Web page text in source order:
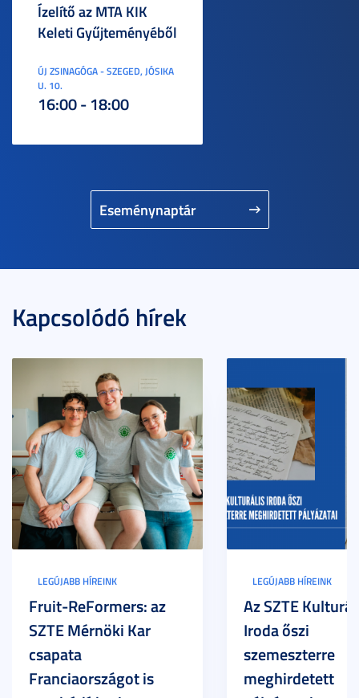
Eseménynaptár
Ízelítő az MTA KIK
Keleti Gyűjteményéből
ÚJ ZSINAGÓGA - SZEGED, JÓSIKA
U. 10.
16:00 - 18:00
Kapcsolódó hírek
LEGÚJABB HÍREINK
Fruit-ReFormers: az
SZTE Mérnöki Kar
csapata
Franciaországot is
LEGÚJABB HÍREINK
Az SZTE
Iroda őszi
szemeszterre
meghirdetett